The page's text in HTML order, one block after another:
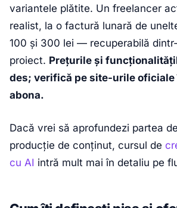
variantele plătite. Un freelancer
realist, la o factură lunară de
100 și 300 lei — recuperabilă
proiect. Prețurile și
des; verifică pe site-urile oficiale
abona.
Dacă vrei să aprofundezi partea
producție de conținut, cursul de
cu AI intră mult mai în detaliu pe